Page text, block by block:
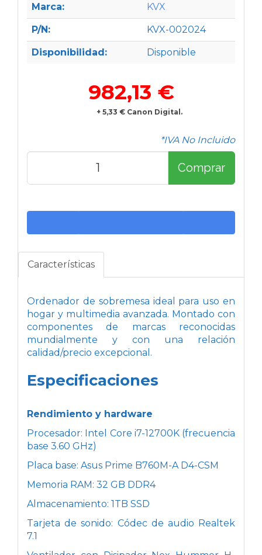
Marca: KVX
P/N: KVX-002024
Disponibilidad: Disponible
982,13 €
+ 5,33 € Canon Digital.
*IVA No Incluido
Comprar
Características
Ordenador de sobremesa ideal para uso en
hogar y multimedia avanzada. Montado con
componentes de marcas reconocidas
mundialmente y con una relación
calidad/precio excepcional.
Especificaciones
Rendimiento y hardware
Procesador: Intel Core i7-12700K (frecuencia
base 3.60 GHz)
Placa base: Asus Prime B760M-A D4-CSM
Memoria RAM: 32 GB DDR4
Almacenamiento: 1TB SSD
Tarjeta de sonido: Códec de audio Realtek
7.1